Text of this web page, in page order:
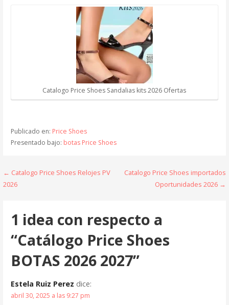
Catalogo Price Shoes Sandalias kits 2026 Ofertas
Publicado en: Price Shoes
Presentado bajo: botas Price Shoes
Navegación
entradas
← Catalogo Price Shoes Relojes PV
2026
Catalogo Price Shoes importados
Oportunidades 2026 →
1 idea con respecto a
“Catálogo Price Shoes
BOTAS 2026 2027”
Estela Ruiz Perez dice:
abril 30, 2025 a las 9:27 pm